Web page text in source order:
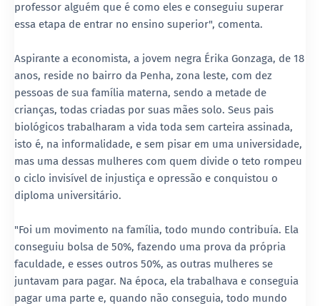
professor alguém que é como eles e conseguiu superar
essa etapa de entrar no ensino superior", comenta.
Aspirante a economista, a jovem negra Érika Gonzaga, de 18
anos, reside no bairro da Penha, zona leste, com dez
pessoas de sua família materna, sendo a metade de
crianças, todas criadas por suas mães solo. Seus pais
biológicos trabalharam a vida toda sem carteira assinada,
isto é, na informalidade, e sem pisar em uma universidade,
mas uma dessas mulheres com quem divide o teto rompeu
o ciclo invisível de injustiça e opressão e conquistou o
diploma universitário.
"Foi um movimento na família, todo mundo contribuía. Ela
conseguiu bolsa de 50%, fazendo uma prova da própria
faculdade, e esses outros 50%, as outras mulheres se
juntavam para pagar. Na época, ela trabalhava e conseguia
pagar uma parte e, quando não conseguia, todo mundo